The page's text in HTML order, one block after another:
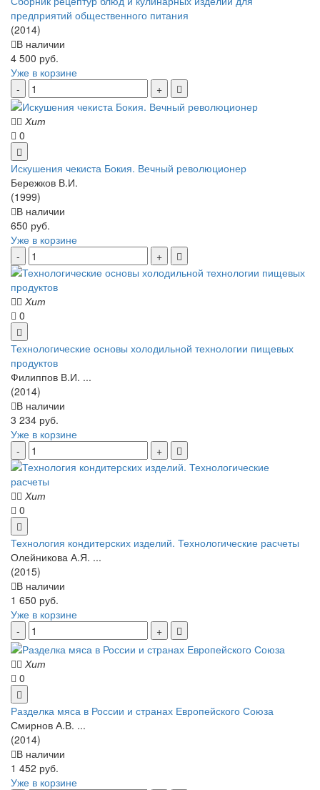
предприятий общественного питания
(2014)
В наличии
4 500 руб.
Уже в корзине
Хит
0
Искушения чекиста Бокия. Вечный революционер
Бережков В.И.
(1999)
В наличии
650 руб.
Уже в корзине
Хит
0
Технологические основы холодильной технологии пищевых
продуктов
Филиппов В.И. ...
(2014)
В наличии
3 234 руб.
Уже в корзине
Хит
0
Технология кондитерских изделий. Технологические расчеты
Олейникова А.Я. ...
(2015)
В наличии
1 650 руб.
Уже в корзине
Хит
0
Разделка мяса в России и странах Европейского Союза
Смирнов А.В. ...
(2014)
В наличии
1 452 руб.
Уже в корзине